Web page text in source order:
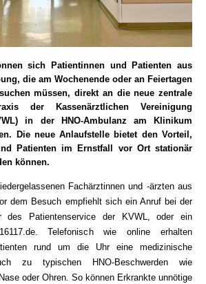
890
line
dolor sit amet, consectetuer
ligula eget dolor. Aenean
natoque penatibus et
montes, nascetur
Donec quam felis, ultricies
sich Patientinnen und Patienten aus
die am Wochenende oder an Feiertagen
müssen, direkt an die neue zentrale
der Kassenärztlichen Vereinigung
in der HNO-Ambulanz am Klinikum
Die neue Anlaufstelle bietet den Vorteil,
Patienten im Ernstfall vor Ort stationär
können.
Fachärztinnen und -ärzten aus
dem Besuch empfiehlt sich ein Anruf bei der
des Patientenservice der KVWL, oder ein
Telefonisch wie online erhalten
rund um die Uhr eine medizinische
zu typischen HNO-Beschwerden wie
oder Ohren. So können Erkrankte unnötige